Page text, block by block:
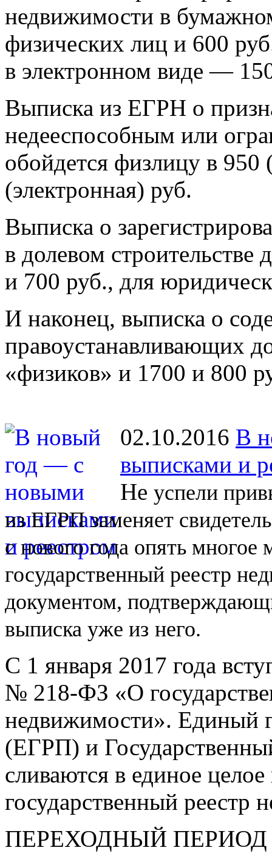
недвижимости в
физических лиц и 600
в электронном виде —
Выписка из ЕГРН о
недееспособным или
обойдется физлицу в
(электронная) руб.
Выписка о
в долевом
и 700 руб., для
И наконец, выписка о
правоустанавливающих
«физиков» и 1700 и 800
02.10.2016 В
выписками и
Не успели
из ЕГРП заменяет
с нового года опять
государственный реестр
документом,
выписка уже из него.
С 1 января 2017 года
№ 218-ФЗ «О
недвижимости». Единый
(ЕГРП) и
сливаются в единое
государственный
ПЕРЕХОДНЫЙ ПЕРИОД